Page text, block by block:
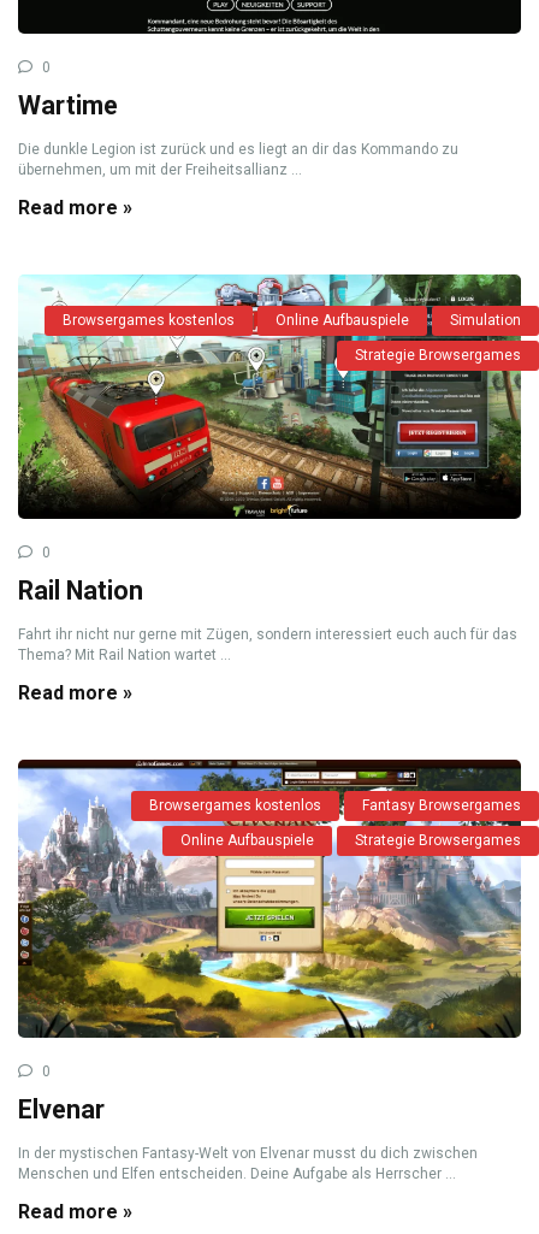
0
Wartime
Die dunkle Legion ist zurück und es liegt an dir das Kommando zu
übernehmen, um mit der Freiheitsallianz ...
Read more »
Browsergames kostenlos Online Aufbauspiele Simulation
Strategie Browsergames
0
Rail Nation
Fahrt ihr nicht nur gerne mit Zügen, sondern interessiert euch auch für das
Thema? Mit Rail Nation wartet ...
Read more »
Browsergames kostenlos Fantasy Browsergames
Online Aufbauspiele Strategie Browsergames
0
Elvenar
In der mystischen Fantasy-Welt von Elvenar musst du dich zwischen
Menschen und Elfen entscheiden. Deine Aufgabe als Herrscher ...
Read more »